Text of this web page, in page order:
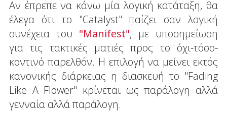
Αν έπρεπε να κάνω μία λογική κατάταξη, θα
έλεγα ότι το "Catalyst" παίζει σαν λογική
συνέχεια του "Manifest", με υποσημείωση
για τις τακτικές ματιές προς το όχι-τόσο-
κοντινό παρελθόν. Η επιλογή να μείνει εκτός
κανονικής διάρκειας η διασκευή το "Fading
Like A Flower" κρίνεται ως παράλογη αλλά
γενναία αλλά παράλογη.